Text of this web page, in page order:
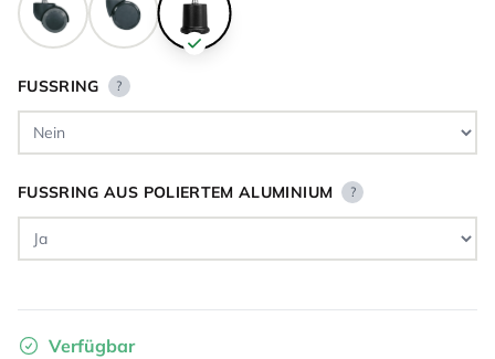
FUSSRING ?
FUSSRING AUS POLIERTEM ALUMINIUM ?
Verfügbar